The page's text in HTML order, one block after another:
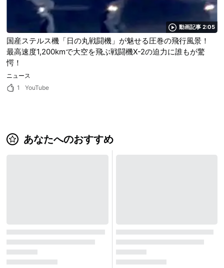
動画記事 2:05
国産ステルス機「日の丸戦闘機」が魅せる圧巻の飛行風景！
最高速度1,200kmで大空を飛ぶ戦闘機X-2の迫力に誰もが驚
愕！
ニュース
1
YouTube
あなたへのおすすめ